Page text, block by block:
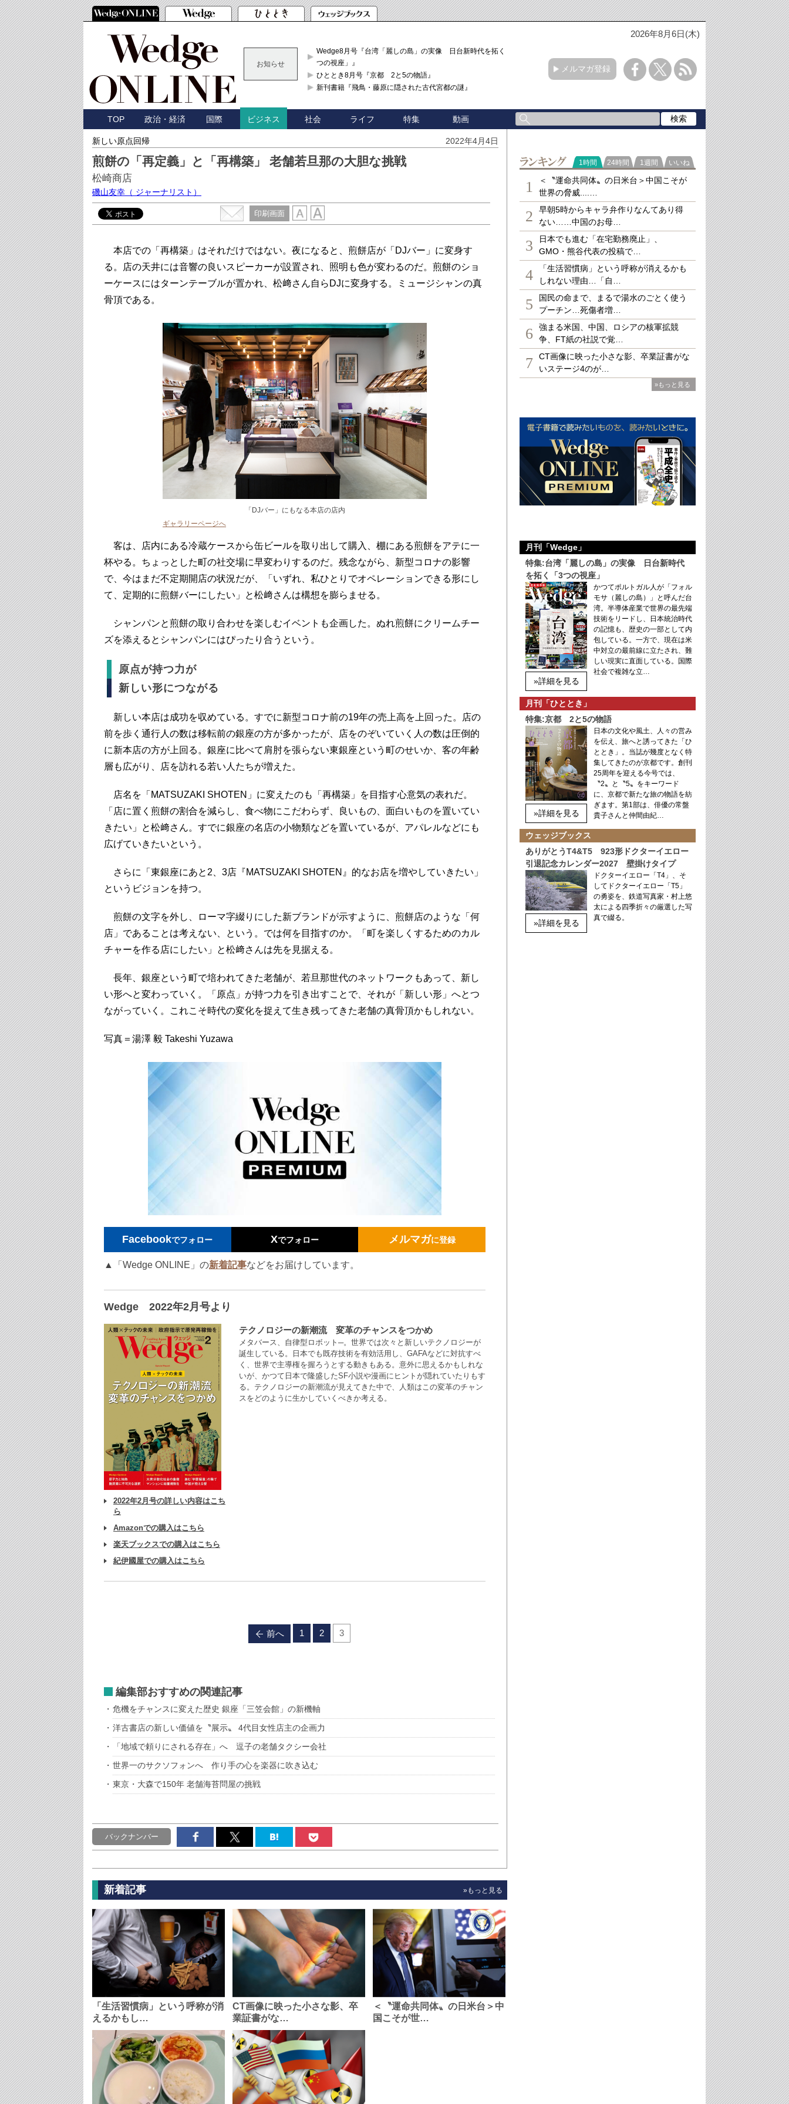
2026年8月6日(木)
お知らせ
Wedge8月号『台湾「麗しの島」の実像 日台新時代を拓く「3
つの視座」』
ひととき8月号『京都 2と5の物語』
新刊書籍『飛鳥・藤原に隠された古代宮都の謎』
メルマガ登録
TOP 政治・経済 国際 ビジネス 社会 ライフ 特集 動画
新しい原点回帰 2022年4月4日
煎餅の「再定義」と「再構築」 老舗若旦那の大胆な挑戦
松崎商店
磯山友幸 （ ジャーナリスト）
印刷画面
本店での「再構築」はそれだけではない。夜になると、煎餅店が「DJバー」に変身す
る。店の天井には音響の良いスピーカーが設置され、照明も色が変わるのだ。煎餅のショ
ーケースにはターンテーブルが置かれ、松﨑さん自らDJに変身する。ミュージシャンの真
骨頂である。
「DJバー」にもなる本店の店内
ギャラリーページへ
客は、店内にある冷蔵ケースから缶ビールを取り出して購入、棚にある煎餅をアテに一
杯やる。ちょっとした町の社交場に早変わりするのだ。残念ながら、新型コロナの影響
で、今はまだ不定期開店の状況だが、「いずれ、私ひとりでオペレーションできる形にし
て、定期的に煎餅バーにしたい」と松﨑さんは構想を膨らませる。
シャンパンと煎餅の取り合わせを楽しむイベントも企画した。ぬれ煎餅にクリームチー
ズを添えるとシャンパンにはぴったり合うという。
原点が持つ力が
新しい形につながる
新しい本店は成功を収めている。すでに新型コロナ前の19年の売上高を上回った。店の
前を歩く通行人の数は移転前の銀座の方が多かったが、店をのぞいていく人の数は圧倒的
に新本店の方が上回る。銀座に比べて肩肘を張らない東銀座という町のせいか、客の年齢
層も広がり、店を訪れる若い人たちが増えた。
店名を「MATSUZAKI SHOTEN」に変えたのも「再構築」を目指す心意気の表れだ。
「店に置く煎餅の割合を減らし、食べ物にこだわらず、良いもの、面白いものを置いてい
きたい」と松﨑さん。すでに銀座の名店の小物類などを置いているが、アパレルなどにも
広げていきたいという。
さらに「東銀座にあと2、3店『MATSUZAKI SHOTEN』的なお店を増やしていきたい」
というビジョンを持つ。
煎餅の文字を外し、ローマ字綴りにした新ブランドが示すように、煎餅店のような「何
店」であることは考えない、という。では何を目指すのか。「町を楽しくするためのカル
チャーを作る店にしたい」と松﨑さんは先を見据える。
長年、銀座という町で培われてきた老舗が、若旦那世代のネットワークもあって、新し
い形へと変わっていく。「原点」が持つ力を引き出すことで、それが「新しい形」へとつ
ながっていく。これこそ時代の変化を捉えて生き残ってきた老舗の真骨頂かもしれない。
写真＝湯澤 毅 Takeshi Yuzawa
Facebookでフォロー Xでフォロー メルマガに登録
▲「Wedge ONLINE」の新着記事などをお届けしています。
Wedge 2022年2月号より
2022年2月号の詳しい内容はこち
ら
Amazonでの購入はこちら
楽天ブックスでの購入はこちら
紀伊國屋での購入はこちら
テクノロジーの新潮流 変革のチャンスをつかめ
メタバース、自律型ロボット─。世界では次々と新しいテクノロジーが
誕生している。日本でも既存技術を有効活用し、GAFAなどに対抗すべ
く、世界で主導権を握ろうとする動きもある。意外に思えるかもしれな
いが、かつて日本で隆盛したSF小説や漫画にヒントが隠れていたりもす
る。テクノロジーの新潮流が見えてきた中で、人類はこの変革のチャン
スをどのように生かしていくべきか考える。
前へ 1 2 3
編集部おすすめの関連記事
危機をチャンスに変えた歴史 銀座「三笠会館」の新機軸
洋古書店の新しい価値を〝展示〟 4代目女性店主の企画力
「地域で頼りにされる存在」へ 逗子の老舗タクシー会社
世界一のサクソフォンへ 作り手の心を楽器に吹き込む
東京・大森で150年 老舗海苔問屋の挑戦
バックナンバー
新着記事 »もっと見る
「生活習慣病」という呼称が消
えるかもし…
CT画像に映った小さな影、卒
業証書がな…
＜〝運命共同体〟の日米台＞中
国こそが世…
ランキング
1時間 24時間 1週間 いいね
1
＜〝運命共同体〟の日米台＞中国こそが
世界の脅威....…
2
早朝5時からキャラ弁作りなんてあり得
ない……中国のお母…
3
日本でも進む「在宅勤務廃止」、
GMO・熊谷代表の投稿で…
4
「生活習慣病」という呼称が消えるかも
しれない理由…「自…
5
国民の命まで、まるで湯水のごとく使う
プーチン…死傷者増…
6
強まる米国、中国、ロシアの核軍拡競
争、FT紙の社説で覚…
7
CT画像に映った小さな影、卒業証書がな
いステージ4のが…
»もっと見る
月刊「Wedge」
特集:台湾「麗しの島」の実像 日台新時代
を拓く「3つの視座」
»詳細を見る
かつてポルトガル人が「フォル
モサ（麗しの島）」と呼んだ台
湾。半導体産業で世界の最先端
技術をリードし、日本統治時代
の記憶も、歴史の一部として内
包している。一方で、現在は米
中対立の最前線に立たされ、難
しい現実に直面している。国際
社会で複雑な立…
月刊「ひととき」
特集:京都 2と5の物語
»詳細を見る
日本の文化や風土、人々の営み
を伝え、旅へと誘ってきた「ひ
ととき」。当誌が幾度となく特
集してきたのが京都です。創刊
25周年を迎える今号では、
〝2〟と〝5〟をキーワード
に、京都で新たな旅の物語を紡
ぎます。第1部は、俳優の常盤
貴子さんと仲間由紀…
ウェッジブックス
ありがとうT4&T5 923形ドクターイエロー
引退記念カレンダー2027 壁掛けタイプ
»詳細を見る
ドクターイエロー「T4」、そ
してドクターイエロー「T5」
の勇姿を、鉄道写真家・村上悠
太による四季折々の厳選した写
真で綴る。